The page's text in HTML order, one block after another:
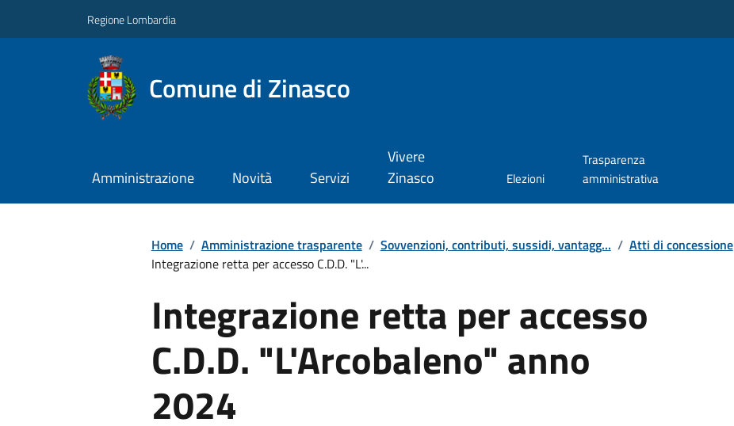
Regione Lombardia
Comune di Zinasco
Amministrazione Novità Servizi
Vivere
Zinasco
Elezioni
Trasparenza
amministrativa
Home / Amministrazione trasparente / Sovvenzioni, contributi, sussidi, vantagg... / Atti di concessione
Integrazione retta per accesso C.D.D. "L'...
Integrazione retta per accesso
C.D.D. "L'Arcobaleno" anno
2024